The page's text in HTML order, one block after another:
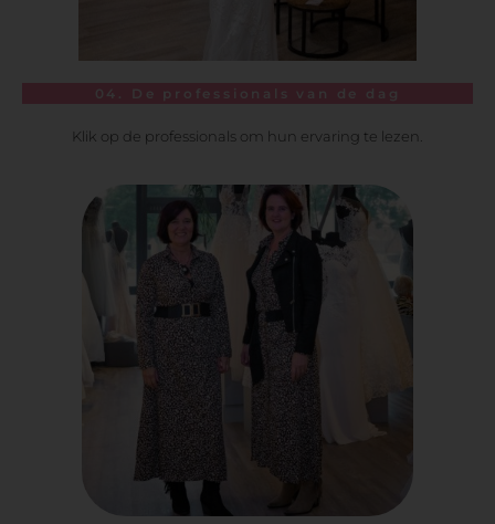
04. De professionals van de dag
Klik op de professionals om hun ervaring te lezen.